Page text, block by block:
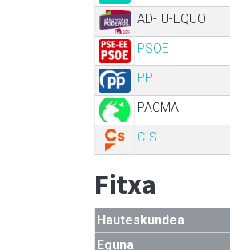
AD-IU-EQUO
PSOE
PP
PACMA
C´S
Fitxa
Hauteskundea
Eguna